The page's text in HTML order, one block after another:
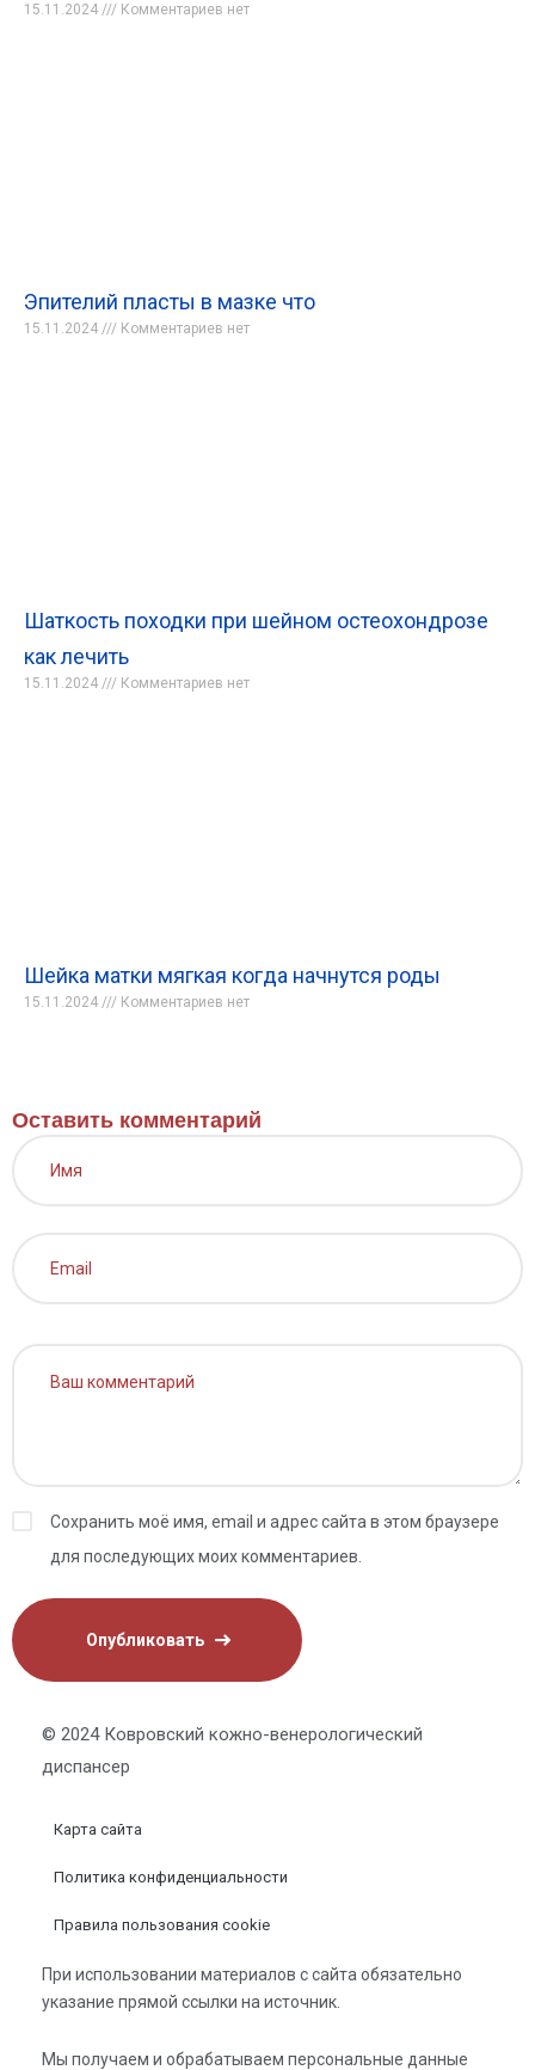
15.11.2024 Комментариев нет
Эпителий пласты в мазке что
15.11.2024 Комментариев нет
Шаткость походки при шейном остеохондрозе
как лечить
15.11.2024 Комментариев нет
Шейка матки мягкая когда начнутся роды
15.11.2024 Комментариев нет
Оставить комментарий
Сохранить моё имя, email и адрес сайта в этом браузере
для последующих моих комментариев.
© 2024 Ковровский кожно-венерологический
диспансер
Карта сайта
Политика конфиденциальности
Правила пользования cookie
При использовании материалов с сайта обязательно
указание прямой ссылки на источник.
Мы получаем и обрабатываем персональные данные